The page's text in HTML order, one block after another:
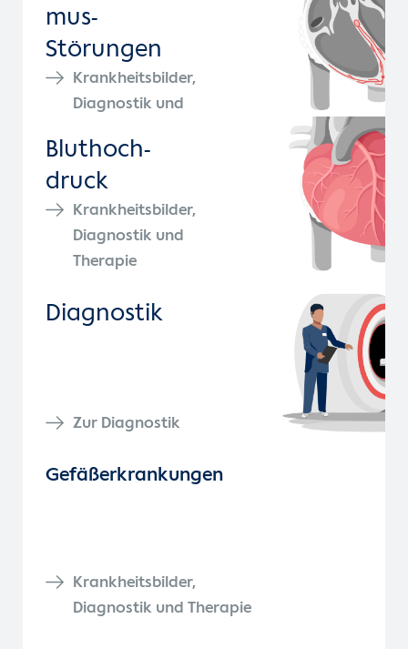
mus-
Störungen
Krankheitsbilder,
Diagnostik und
Blut­hoch­
druck
Krankheitsbilder,
Diagnostik und
Therapie
Diagnostik
Zur Diagnostik
Gefäß­erkrankungen
Krankheitsbilder,
Diagnostik und Therapie